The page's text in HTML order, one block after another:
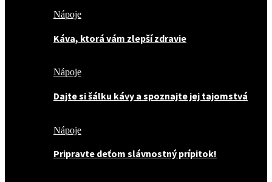
Nápoje
Káva, ktorá vám zlepší zdravie
Nápoje
Dajte si šálku kávy a spoznajte jej tajomstvá
Nápoje
Pripravte deťom slávnostný prípitok!